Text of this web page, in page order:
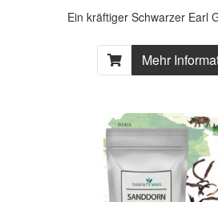
Ein kräftiger Schwarzer Earl
Mehr